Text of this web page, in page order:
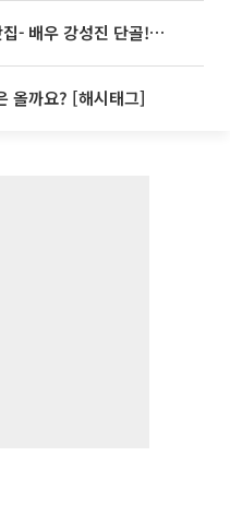
'2TV 생생정보' 오늘방송맛집- 배우 강성진 단골! 쌀국수ㆍ푸팟퐁 커리 맛집 '블○○○'
올까요? [해시태그]